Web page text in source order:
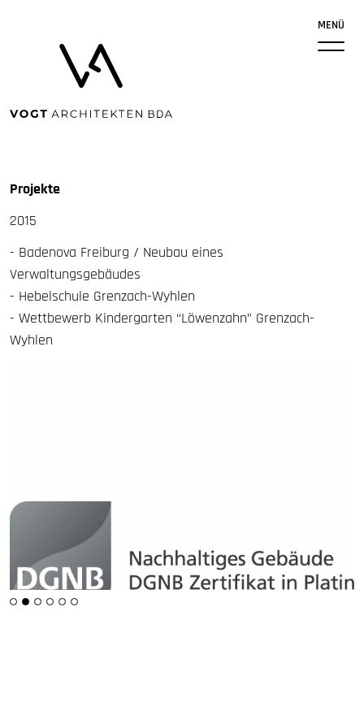
MENÜ
Projekte
2015
- Badenova Freiburg / Neubau eines
Verwaltungsgebäudes
- Hebelschule Grenzach-Wyhlen
- Wettbewerb Kindergarten “Löwenzahn” Grenzach-
Wyhlen